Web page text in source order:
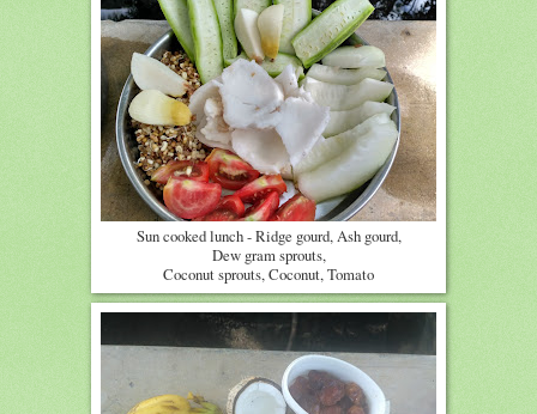
Sun cooked lunch - Ridge gourd, Ash gourd,
Dew gram sprouts,
Coconut sprouts, Coconut, Tomato